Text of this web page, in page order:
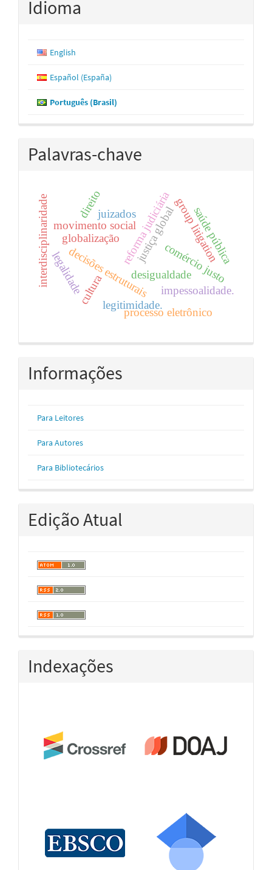
Idioma
English
Español (España)
Português (Brasil)
Palavras-chave
reforma judiciária
cultura
decisões estruturaisdesigualdade
globalização justiça global
movimento social
comércio justo
interdisciplinaridade
legitimidade.
group litigation
impessoalidade.
legalidade
juizados
direito
processo eletrônico
saúde pública
Informações
Para Leitores
Para Autores
Para Bibliotecários
Edição Atual
Indexações